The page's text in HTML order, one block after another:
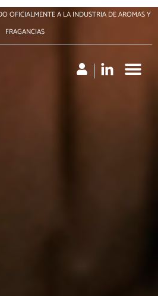
OFICIALMENTE A LA INDUSTRIA DE AROMAS Y
FRAGANCIAS